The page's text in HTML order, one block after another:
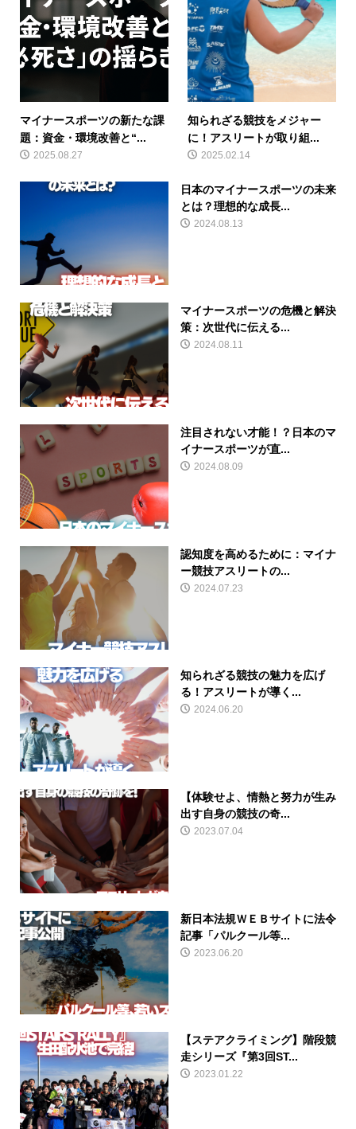
マイナースポーツの新たな課
題：資金・環境改善と“...
2025.08.27
知られざる競技をメジャー
に！アスリートが取り組...
2025.02.14
日本のマイナースポーツの未来
とは？理想的な成長...
2024.08.13
マイナースポーツの危機と解決
策：次世代に伝える...
2024.08.11
注目されない才能！？日本のマ
イナースポーツが直...
2024.08.09
認知度を高めるために：マイナ
ー競技アスリートの...
2024.07.23
知られざる競技の魅力を広げ
る！アスリートが導く...
2024.06.20
【体験せよ、情熱と努力が生み
出す自身の競技の奇...
2023.07.04
新日本法規ＷＥＢサイトに法令
記事「パルクール等...
2023.06.20
【ステアクライミング】階段競
走シリーズ『第3回ST...
2023.01.22